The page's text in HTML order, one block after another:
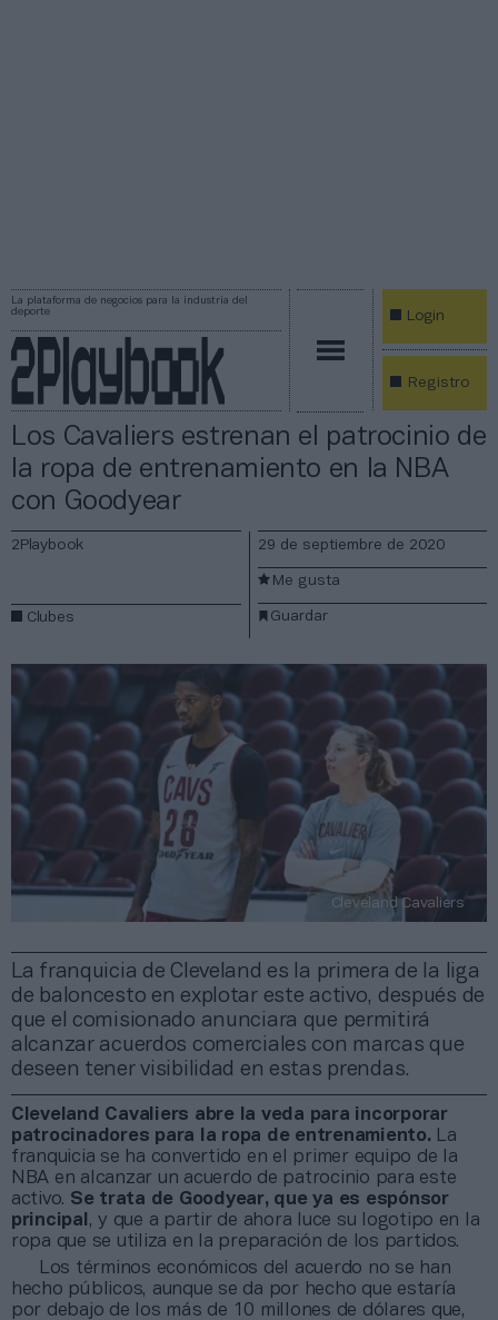
La plataforma de negocios para la industria del
deporte
Login
Registro
Los Cavaliers estrenan el patrocinio de
la ropa de entrenamiento en la NBA
con Goodyear
La franquicia de Cleveland es la primera de la liga
de baloncesto en explotar este activo, después de
que el comisionado anunciara que permitirá
alcanzar acuerdos comerciales con marcas que
deseen tener visibilidad en estas prendas.
Cleveland Cavaliers
2Playbook
Clubes
29 de septiembre de 2020
Guardar
Me gusta
Cleveland Cavaliers abre la veda para incorporar
patrocinadores para la ropa de entrenamiento.
La
franquicia se ha convertido en el primer equipo de la
NBA en alcanzar un acuerdo de patrocinio para este
activo. Se trata de Goodyear, que ya es espónsor
principal , y que a partir de ahora luce su logotipo en la
ropa que se utiliza en la preparación de los partidos.
Los términos económicos del acuerdo no se han
hecho públicos, aunque se da por hecho que estaría
por debajo de los más de 10 millones de dólares que,